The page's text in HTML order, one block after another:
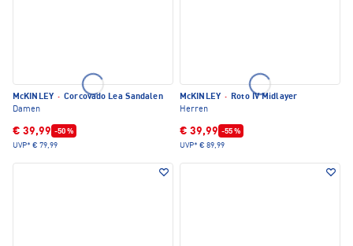
McKINLEY · Corcovado Lea Sandalen
Damen
€ 39,99 -50 %
UVP* € 79,99
McKINLEY · Roto IV Midlayer
Herren
€ 39,99 -55 %
UVP* € 89,99